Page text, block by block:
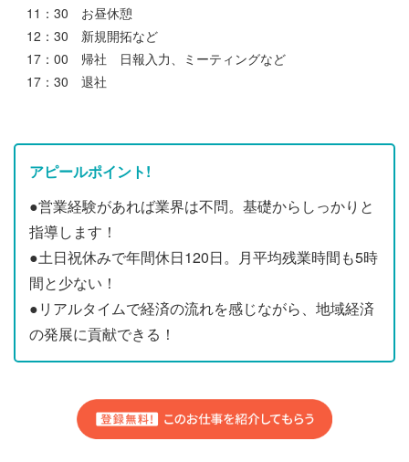
11：30 お昼休憩
12：30 新規開拓など
17：00 帰社 日報入力、ミーティングなど
17：30 退社
アピールポイント!
●営業経験があれば業界は不問。基礎からしっかりと
指導します！
●土日祝休みで年間休日120日。月平均残業時間も5時
間と少ない！
●リアルタイムで経済の流れを感じながら、地域経済
の発展に貢献できる！